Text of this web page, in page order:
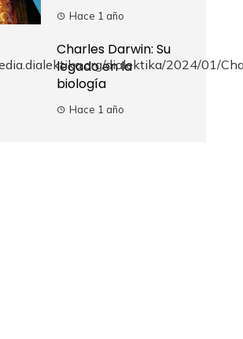
Hace 1 año
Charles Darwin: Su
legado en la
biología
Hace 1 año